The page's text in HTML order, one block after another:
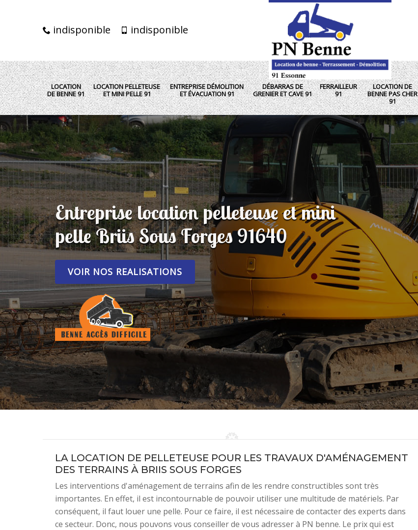
indisponible indisponible
LOCATION
DE BENNE 91
LOCATION PELLETEUSE
ET MINI PELLE 91
ENTREPRISE DÉMOLITION
ET ÉVACUATION 91
DÉBARRAS DE
GRENIER ET CAVE 91
FERRAILLEUR
91
LOCATION DE
BENNE PAS CHER
91
Entreprise location pelleteuse et mini
pelle Briis Sous Forges 91640
VOIR NOS REALISATIONS
LA LOCATION DE PELLETEUSE POUR LES TRAVAUX D'AMÉNAGEMENT
DES TERRAINS À BRIIS SOUS FORGES
Les interventions d'aménagement de terrains afin de les rendre constructibles sont très
importantes. En effet, il est incontournable de pouvoir utiliser une multitude de matériels. Par
conséquent, il faut louer une pelle. Pour ce faire, il est nécessaire de contacter des experts dans
ce secteur. Donc, nous pouvons vous conseiller de vous adresser à PN benne. Le prix qui est